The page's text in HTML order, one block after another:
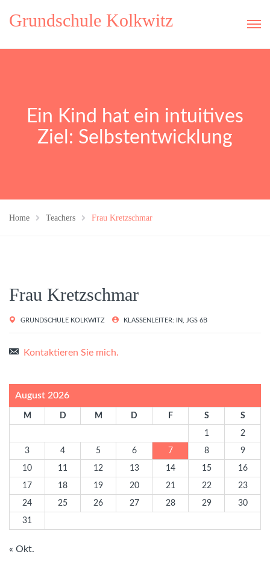
Grundschule Kolkwitz
Ein Kind hat ein intuitives
Ziel: Selbstentwicklung
Home Teachers Frau Kretzschmar
Frau Kretzschmar
GRUNDSCHULE KOLKWITZ KLASSENLEITER: IN, JGS 6B
Kontaktieren Sie mich.
August 2026
M D M D F S S
1 2
3 4 5 6 7 8 9
10 11 12 13 14 15 16
17 18 19 20 21 22 23
24 25 26 27 28 29 30
31
« Okt.